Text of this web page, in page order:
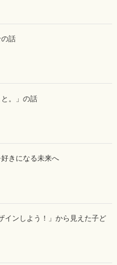
話
。」の話
きになる未来へ
ンしよう！」から見えた子ど